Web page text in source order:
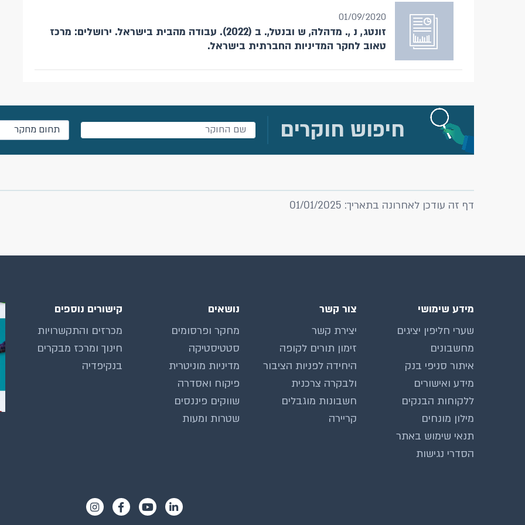
01/09/2020
זונטג, נ ,. מדהלה, ש ובנטל,. ב (2022). עבודה מהבית בישראל. ירושלים: מרכז
טאוב לחקר המדיניות החברתית בישראל.
חיפוש חוקרים תחום מחקר
דף זה עודכן לאחרונה בתאריך: 01/01/2025
מידע שימושי
שערי חליפין יציגים
מחשבונים
איתור סניפי בנק
מידע ואישורים
ללקוחות הבנקים
מילון מונחים
תנאי שימוש באתר
הסדרי נגישות
צור קשר
יצירת קשר
זימון תורים לקופה
היחידה לפניות הציבור
ולבקרה צרכנית
חשבונות מוגבלים
קריירה
נושאים
מחקר ופרסומים
סטטיסטיקה
מדיניות מוניטרית
פיקוח ואסדרה
שווקים פיננסים
שטרות ומעות
קישורים נוספים
מכרזים והתקשרויות
חינוך ומרכז מבקרים
בנקיפדיה